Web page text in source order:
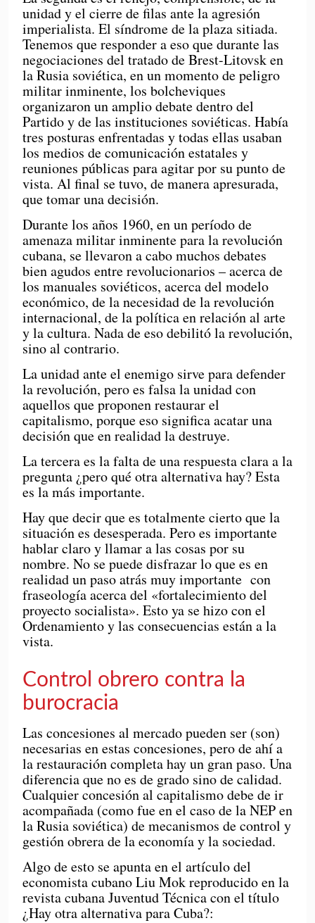
unidad y el cierre de filas ante la agresión
imperialista. El síndrome de la plaza sitiada.
Tenemos que responder a eso que durante las
negociaciones del tratado de Brest-Litovsk en
la Rusia soviética, en un momento de peligro
militar inminente, los bolcheviques
organizaron un amplio debate dentro del
Partido y de las instituciones soviéticas. Había
tres posturas enfrentadas y todas ellas usaban
los medios de comunicación estatales y
reuniones públicas para agitar por su punto de
vista. Al final se tuvo, de manera apresurada,
que tomar una decisión.
Durante los años 1960, en un período de
amenaza militar inminente para la revolución
cubana, se llevaron a cabo muchos debates
bien agudos entre revolucionarios – acerca de
los manuales soviéticos, acerca del modelo
económico, de la necesidad de la revolución
internacional, de la política en relación al arte
y la cultura. Nada de eso debilitó la revolución,
sino al contrario.
La unidad ante el enemigo sirve para defender
la revolución, pero es falsa la unidad con
aquellos que proponen restaurar el
capitalismo, porque eso significa acatar una
decisión que en realidad la destruye.
La tercera es la falta de una respuesta clara a la
pregunta ¿pero qué otra alternativa hay? Esta
es la más importante.
Hay que decir que es totalmente cierto que la
situación es desesperada. Pero es importante
hablar claro y llamar a las cosas por su
nombre. No se puede disfrazar lo que es en
realidad un paso atrás muy importante con
fraseología acerca del «fortalecimiento del
proyecto socialista». Esto ya se hizo con el
Ordenamiento y las consecuencias están a la
vista.
Control obrero contra la
burocracia
Las concesiones al mercado pueden ser (son)
necesarias en estas concesiones, pero de ahí a
la restauración completa hay un gran paso. Una
diferencia que no es de grado sino de calidad.
Cualquier concesión al capitalismo debe de ir
acompañada (como fue en el caso de la NEP en
la Rusia soviética) de mecanismos de control y
gestión obrera de la economía y la sociedad.
Algo de esto se apunta en el artículo del
economista cubano Liu Mok reproducido en la
revista cubana Juventud Técnica con el título
¿Hay otra alternativa para Cuba?: